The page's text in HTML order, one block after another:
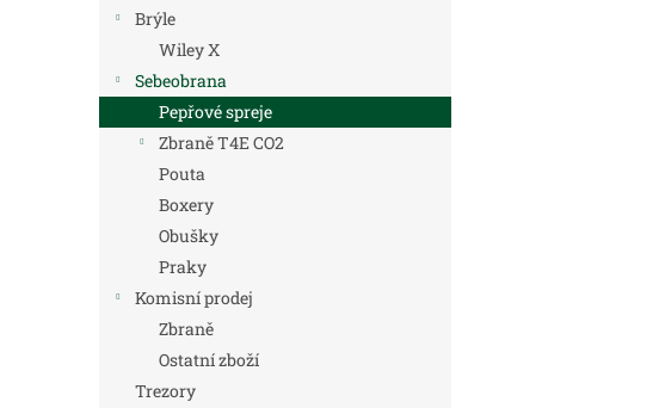
Brýle
Wiley X
Sebeobrana
Pepřové spreje
Zbraně T4E CO2
Pouta
Boxery
Obušky
Praky
Komisní prodej
Zbraně
Ostatní zboží
Trezory